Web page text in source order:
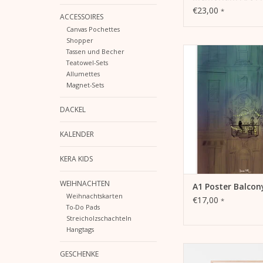
ACCESSOIRES
Canvas Pochettes
Shopper
Tassen und Becher
Teatowel-Sets
Allumettes
Magnet-Sets
DACKEL
KALENDER
KERA KIDS
WEIHNACHTEN
Weihnachtskarten
To-Do Pads
Streicholzschachteln
Hangtags
GESCHENKE
small
€23,00 *
A1 Poster Balcony
Kera Till
- 250 g
- im DinA1-
- beidseitig
- Lieferung
ZUM WARENKORB
A1 Poster
€17,00 *
- im praktischen